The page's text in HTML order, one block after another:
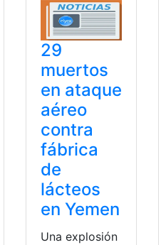
29
muertos
en ataque
aéreo
contra
fábrica
de
lácteos
en Yemen
Una explosión